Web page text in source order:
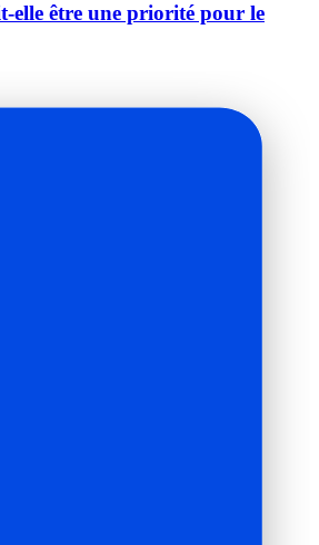
elle être une priorité pour le